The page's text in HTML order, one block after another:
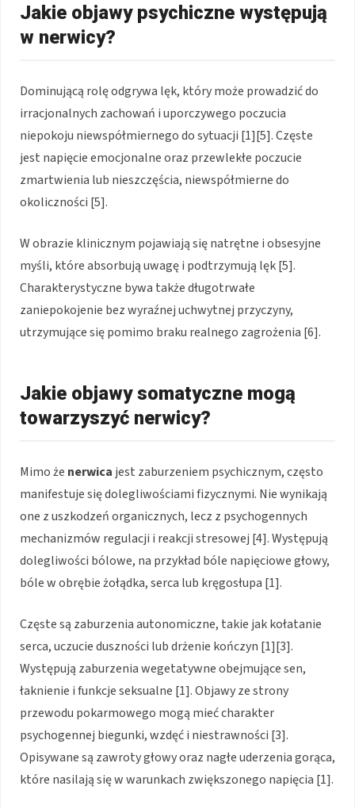
Jakie objawy psychiczne występują
w nerwicy?
Dominującą rolę odgrywa lęk, który może prowadzić do
irracjonalnych zachowań i uporczywego poczucia
niepokoju niewspółmiernego do sytuacji [1][5]. Częste
jest napięcie emocjonalne oraz przewlekłe poczucie
zmartwienia lub nieszczęścia, niewspółmierne do
okoliczności [5].
W obrazie klinicznym pojawiają się natrętne i obsesyjne
myśli, które absorbują uwagę i podtrzymują lęk [5].
Charakterystyczne bywa także długotrwałe
zaniepokojenie bez wyraźnej uchwytnej przyczyny,
utrzymujące się pomimo braku realnego zagrożenia [6].
Jakie objawy somatyczne mogą
towarzyszyć nerwicy?
Mimo że nerwica jest zaburzeniem psychicznym, często
manifestuje się dolegliwościami fizycznymi. Nie wynikają
one z uszkodzeń organicznych, lecz z psychogennych
mechanizmów regulacji i reakcji stresowej [4]. Występują
dolegliwości bólowe, na przykład bóle napięciowe głowy,
bóle w obrębie żołądka, serca lub kręgosłupa [1].
Częste są zaburzenia autonomiczne, takie jak kołatanie
serca, uczucie duszności lub drżenie kończyn [1][3].
Występują zaburzenia wegetatywne obejmujące sen,
łaknienie i funkcje seksualne [1]. Objawy ze strony
przewodu pokarmowego mogą mieć charakter
psychogennej biegunki, wzdęć i niestrawności [3].
Opisywane są zawroty głowy oraz nagłe uderzenia gorąca,
które nasilają się w warunkach zwiększonego napięcia [1].